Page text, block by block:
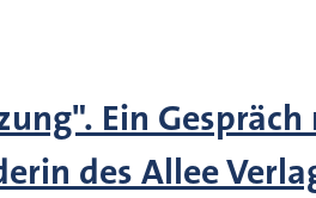
Ein
des Allee